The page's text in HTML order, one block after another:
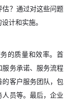
估？通过对这些问题
计和实施。
的质量和效率。首
服务承诺、服务流程
的客户服务团队，包
员等。最后，企业